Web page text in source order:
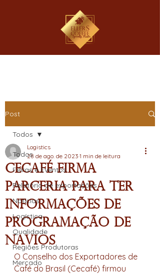
Post
Todos
Feiras e Eventos
Relatório de exportações
Notícias
Logística
Qualidade
Regiões Produtoras
Mercado
Todos
Cecafé firma
parceria para ter
informações de
programação de
navios
Logistics
28 de ago. de 2023 1 min de leitura
O Conselho dos Exportadores de
Café do Brasil (Cecafé) firmou